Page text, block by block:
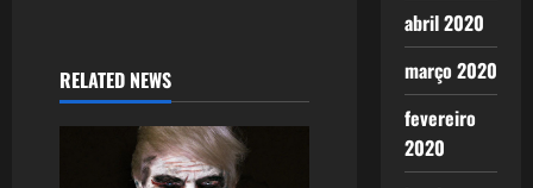
RELATED NEWS
abril 2020
março 2020
fevereiro
2020